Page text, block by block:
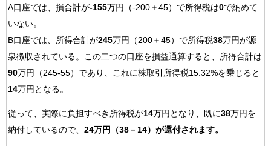
A口座では、損合計が-155万円（-200＋45）で所得税は0で納めて
いない。
B口座では、所得合計が245万円（200＋45）で所得税38万円が源
泉徴収されている。この二つの口座を損益通算すると、所得合計は
90万円（245-55）であり、これに株取引所得税15.32%を乗じると
14万円となる。
従って、実際に負担すべき所得税が14万円となり、既に38万円を
納付しているので、 24万円（38－14）が還付されます。